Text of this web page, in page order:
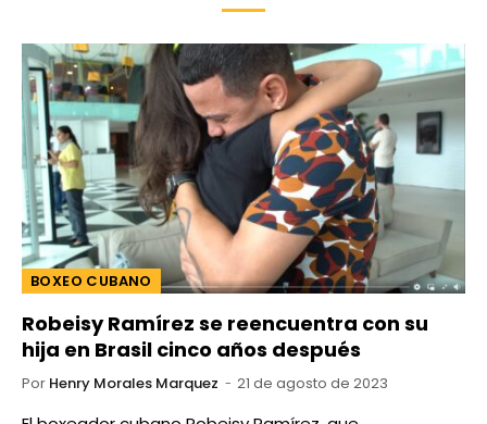
BOXEO CUBANO
Robeisy Ramírez se reencuentra con su
hija en Brasil cinco años después
Por Henry Morales Marquez 21 de agosto de 2023